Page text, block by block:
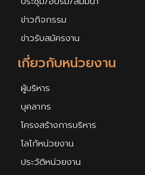
เกี่ยวกับหน่วยงาน
ผู้บริหาร
บุคลากร
โครงสร้างการบริหาร
โลโก้หน่วยงาน
ประวัติหน่วยงาน
ข่าวกิจกรรม
ข่าวรับสมัครงาน